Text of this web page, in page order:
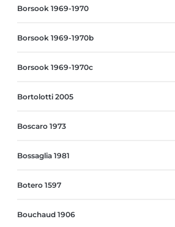
Borsook 1969-1970
Borsook 1969-1970b
Borsook 1969-1970c
Bortolotti 2005
Boscaro 1973
Bossaglia 1981
Botero 1597
Bouchaud 1906